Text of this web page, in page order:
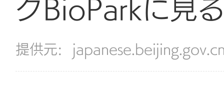
クBioParkに見
提供元: